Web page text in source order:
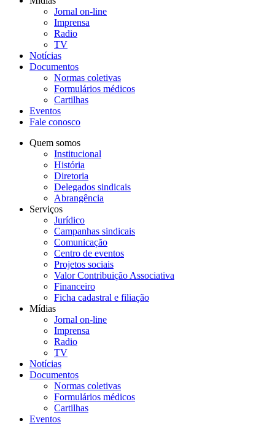
Jornal on-line
Imprensa
Radio
TV
Notícias
Documentos
Normas coletivas
Formulários médicos
Cartilhas
Eventos
Fale conosco
Quem somos
Institucional
História
Diretoria
Delegados sindicais
Abrangência
Serviços
Jurídico
Campanhas sindicais
Comunicação
Centro de eventos
Projetos sociais
Valor Contribuição Associativa
Financeiro
Ficha cadastral e filiação
Mídias
Jornal on-line
Imprensa
Radio
TV
Notícias
Documentos
Normas coletivas
Formulários médicos
Cartilhas
Eventos